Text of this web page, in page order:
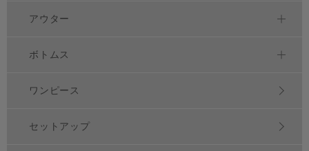
アウター
ボトムス
ワンピース
セットアップ